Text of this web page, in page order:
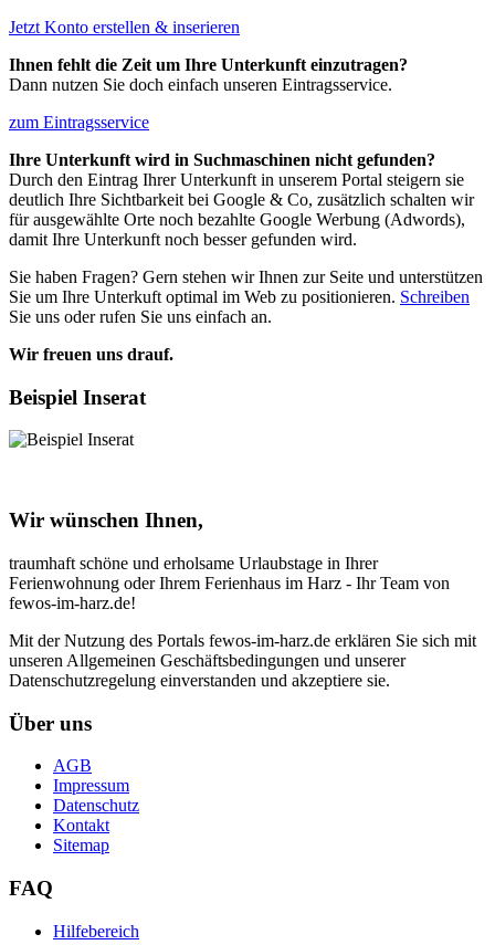
Jetzt Konto erstellen & inserieren
Ihnen fehlt die Zeit um Ihre Unterkunft einzutragen?
Dann nutzen Sie doch einfach unseren Eintragsservice.
zum Eintragsservice
Ihre Unterkunft wird in Suchmaschinen nicht gefunden?
Durch den Eintrag Ihrer Unterkunft in unserem Portal steigern sie
deutlich Ihre Sichtbarkeit bei Google & Co, zusätzlich schalten wir
für ausgewählte Orte noch bezahlte Google Werbung (Adwords),
damit Ihre Unterkunft noch besser gefunden wird.
Sie haben Fragen? Gern stehen wir Ihnen zur Seite und unterstützen
Sie um Ihre Unterkuft optimal im Web zu positionieren. Schreiben
Sie uns oder rufen Sie uns einfach an.
Wir freuen uns drauf.
Beispiel Inserat
Wir wünschen Ihnen,
traumhaft schöne und erholsame Urlaubstage in Ihrer
Ferienwohnung oder Ihrem Ferienhaus im Harz - Ihr Team von
fewos-im-harz.de!
Mit der Nutzung des Portals fewos-im-harz.de erklären Sie sich mit
unseren Allgemeinen Geschäftsbedingungen und unserer
Datenschutzregelung einverstanden und akzeptiere sie.
Über uns
AGB
Impressum
Datenschutz
Kontakt
Sitemap
FAQ
Hilfebereich